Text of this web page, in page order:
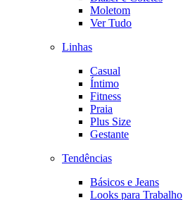
Moletom
Ver Tudo
Linhas
Casual
Íntimo
Fitness
Praia
Plus Size
Gestante
Tendências
Básicos e Jeans
Looks para Trabalho